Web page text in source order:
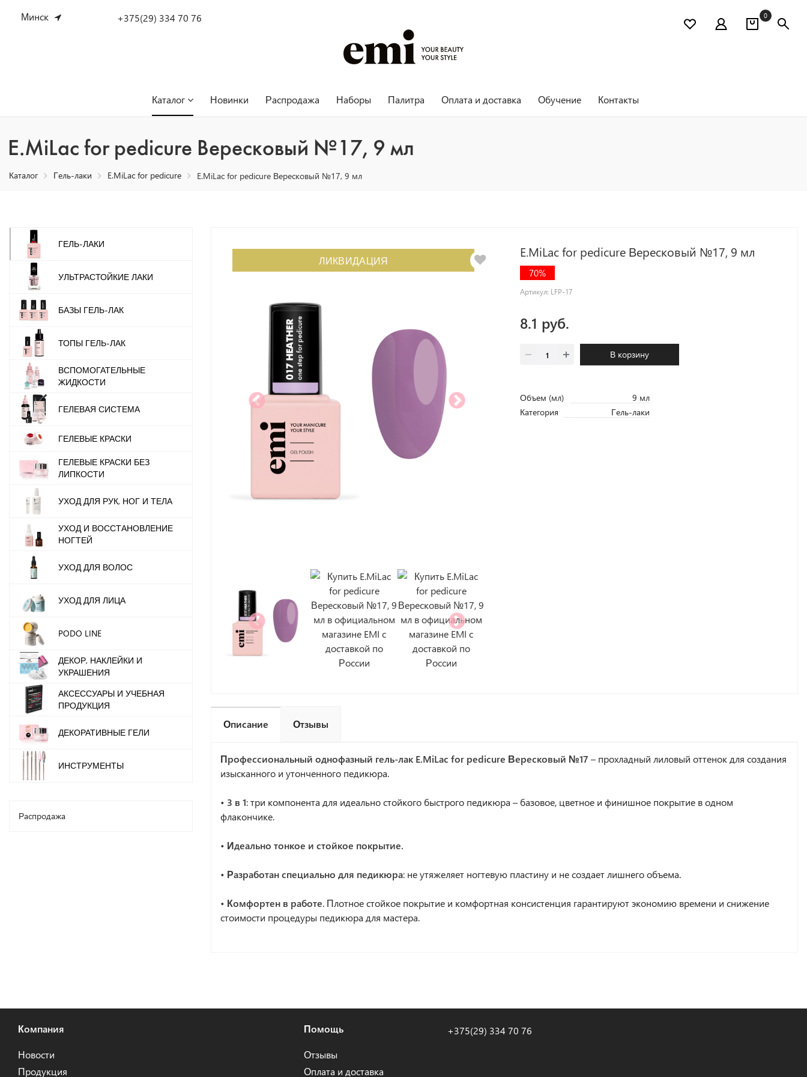
Минск +375(29) 334 70 76 0
Каталог Новинки Распродажа Наборы Палитра Оплата и доставка Обучение Контакты
E.MiLac for pedicure Вересковый №17, 9 мл
Каталог Гель-лаки E.MiLac for pedicure E.MiLac for pedicure Вересковый №17, 9 мл
ЛИКВИДАЦИЯ
E.MiLac for pedicure Вересковый №17, 9 мл
70%
Артикул: LFP-17
8.1 руб.
В корзину
Объем (мл)
9 мл
Категория
Гель-лаки
Описание Отзывы
Профессиональный однофазный гель-лак E.MiLac for pedicure Вересковый №17 – прохладный лиловый оттенок для создания
изысканного и утонченного педикюра.
• 3 в 1: три компонента для идеально стойкого быстрого педикюра – базовое, цветное и финишное покрытие в одном
флакончике.
• Идеально тонкое и стойкое покрытие.
• Разработан специально для педикюра: не утяжеляет ногтевую пластину и не создает лишнего объема.
• Комфортен в работе. Плотное стойкое покрытие и комфортная консистенция гарантируют экономию времени и снижение
стоимости процедуры педикюра для мастера.
ГЕЛЬ-ЛАКИ
УЛЬТРАСТОЙКИЕ ЛАКИ
БАЗЫ ГЕЛЬ-ЛАК
ТОПЫ ГЕЛЬ-ЛАК
ВСПОМОГАТЕЛЬНЫЕ
ЖИДКОСТИ
ГЕЛЕВАЯ СИСТЕМА
ГЕЛЕВЫЕ КРАСКИ
ГЕЛЕВЫЕ КРАСКИ БЕЗ
ЛИПКОСТИ
УХОД ДЛЯ РУК, НОГ И ТЕЛА
УХОД И ВОССТАНОВЛЕНИЕ
НОГТЕЙ
УХОД ДЛЯ ВОЛОС
УХОД ДЛЯ ЛИЦА
PODO LINE
ДЕКОР, НАКЛЕЙКИ И
УКРАШЕНИЯ
АКСЕССУАРЫ И УЧЕБНАЯ
ПРОДУКЦИЯ
ДЕКОРАТИВНЫЕ ГЕЛИ
ИНСТРУМЕНТЫ
Распродажа
Компания
Новости
Продукция
Помощь
Отзывы
Оплата и доставка
+375(29) 334 70 76